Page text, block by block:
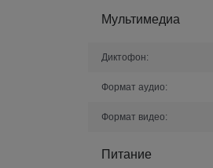
Мультимедиа
Диктофон:
Формат аудио:
Формат видео:
Питание